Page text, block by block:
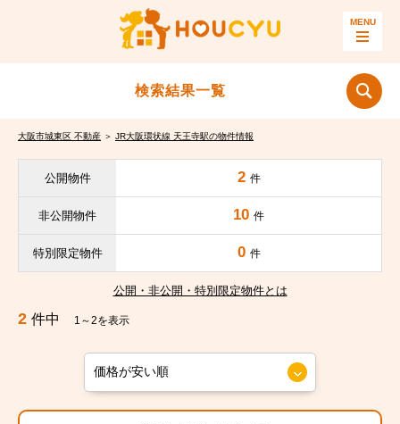
検索結果一覧
大阪市城東区 不動産 ＞ JR大阪環状線 天王寺駅の物件情報
公開物件 2 件
非公開物件 10 件
特別限定物件 0 件
公開・非公開・特別限定物件とは
2 件中 1～2を表示